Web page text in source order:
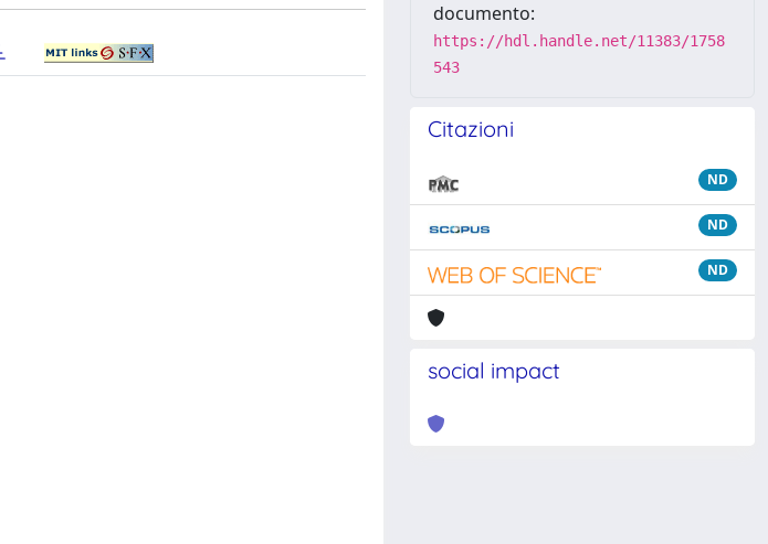
documento:
https://hdl.handle.net/11383/1758
543
Citazioni
ND
ND
ND
social impact